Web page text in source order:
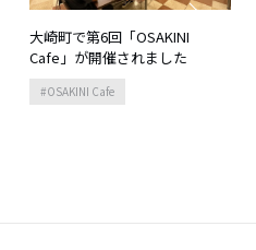
大崎町で第6回「OSAKINI
Cafe」が開催されました
OSAKINI Cafe